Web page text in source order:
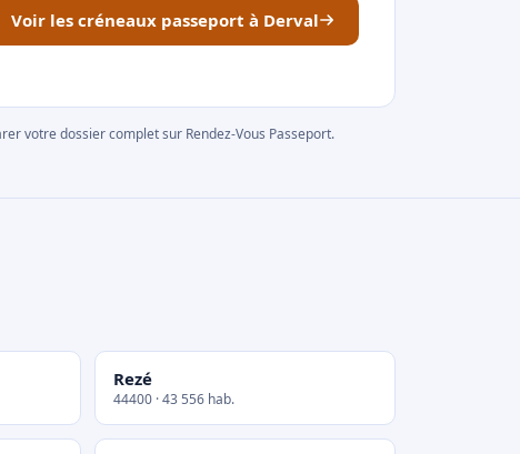
Voir les créneaux passeport à Derval
votre dossier complet sur Rendez-Vous Passeport.
Rezé
44400 · 43 556 hab.